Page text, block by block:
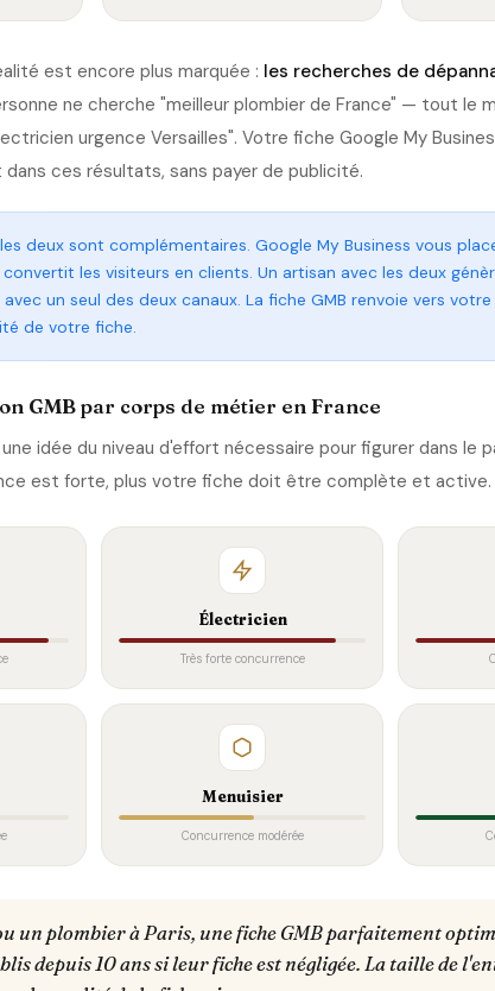
est encore plus marquée : les recherches de
ne cherche "meilleur plombier de France" — tout le
urgence Versailles". Votre fiche Google My
ces résultats, sans payer de publicité.
les deux sont complémentaires. Google My Business vous
convertit les visiteurs en clients. Un artisan avec les deux
un seul des deux canaux. La fiche GMB renvoie vers
de votre fiche.
GMB par corps de métier en France
idée du niveau d'effort nécessaire pour figurer dans le
est forte, plus votre fiche doit être complète et active.
Électricien
Très forte concurrence
Menuisier
Concurrence modérée
un plombier à Paris, une fiche GMB parfaitement
depuis 10 ans si leur fiche est négligée. La taille de